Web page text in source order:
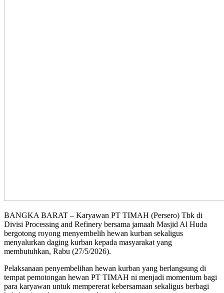
BANGKA BARAT – Karyawan PT TIMAH (Persero) Tbk di
Divisi Processing and Refinery bersama jamaah Masjid Al Huda
bergotong royong menyembelih hewan kurban sekaligus
menyalurkan daging kurban kepada masyarakat yang
membutuhkan, Rabu (27/5/2026).
Pelaksanaan penyembelihan hewan kurban yang berlangsung di
tempat pemotongan hewan PT TIMAH ni menjadi momentum bagi
para karyawan untuk mempererat kebersamaan sekaligus berbagi